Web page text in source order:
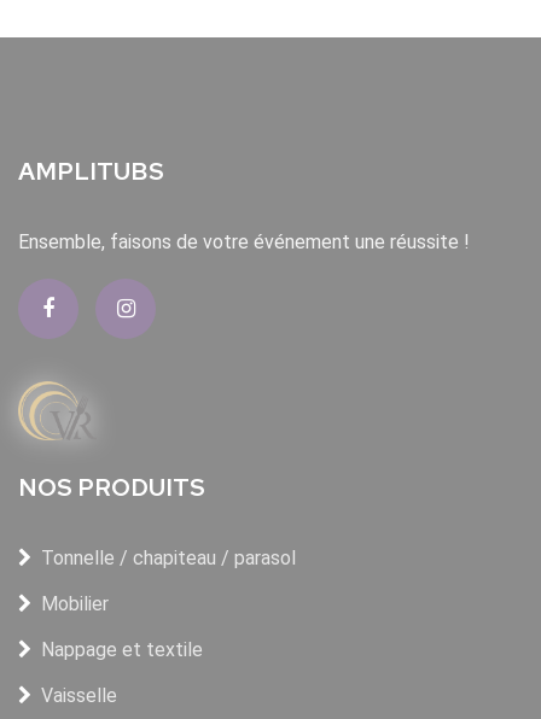
AMPLITUBS
Ensemble, faisons de votre événement une réussite !
NOS PRODUITS
Tonnelle / chapiteau / parasol
Mobilier
Nappage et textile
Vaisselle